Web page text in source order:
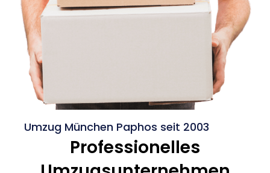
Umzug München Paphos seit 2003
Professionelles